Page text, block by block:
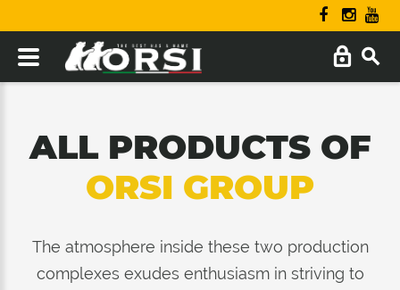
ALL PRODUCTS OF
ORSI GROUP
The atmosphere inside these two production
complexes exudes enthusiasm in striving to